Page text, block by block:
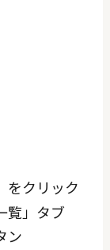
をクリック
覧」タブ
ン